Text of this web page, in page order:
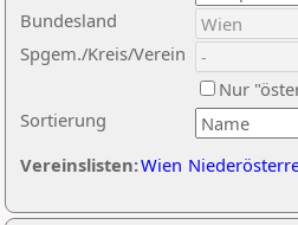
Sortierung
Bundesland
Spgem./Kreis/Verein
Nur
Vereinslisten:Wien